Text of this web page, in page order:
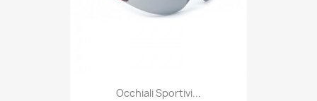
Occhiali Sportivi...